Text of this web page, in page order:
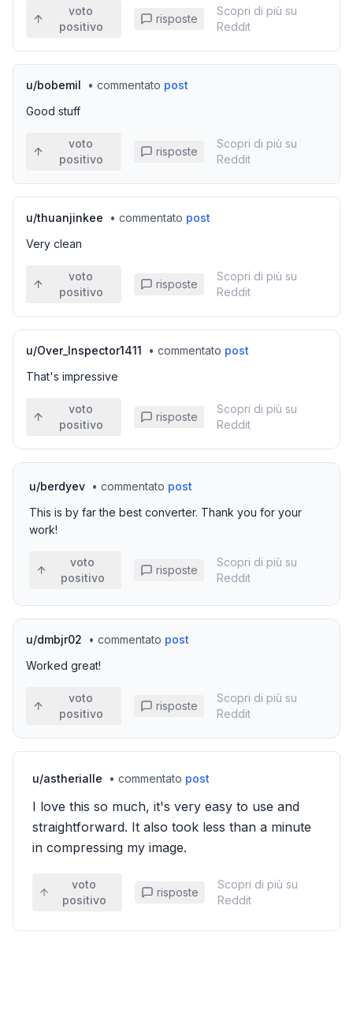
voto
positivo
risposte
Scopri di più su
Reddit
u/bobemil • commentato post
Good stuff
voto
positivo
risposte
Scopri di più su
Reddit
u/thuanjinkee • commentato post
Very clean
voto
positivo
risposte
Scopri di più su
Reddit
u/Over_Inspector1411 • commentato post
That's impressive
voto
positivo
risposte
Scopri di più su
Reddit
u/berdyev • commentato post
This is by far the best converter. Thank you for your
work!
voto
positivo
risposte
Scopri di più su
Reddit
u/dmbjr02 • commentato post
Worked great!
voto
positivo
risposte
Scopri di più su
Reddit
u/astherialle • commentato post
I love this so much, it's very easy to use and
straightforward. It also took less than a minute
in compressing my image.
voto
positivo
risposte
Scopri di più su
Reddit